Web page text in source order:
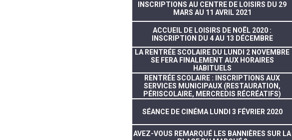
INSCRIPTIONS AU CENTRE DE LOISIRS DU 29
MARS AU 11 AVRIL 2021
ACCUEIL DE LOISIRS DE NOËL 2020 :
INSCRIPTION DU 4 AU 13 DÉCEMBRE
LA RENTRÉE SCOLAIRE DU LUNDI 2 NOVEMBRE
SE FERA FINALEMENT AUX HORAIRES
HABITUELS
RENTRÉE SCOLAIRE : INSCRIPTIONS AUX
SERVICES MUNICIPAUX (RESTAURATION,
PÉRISCOLAIRE, MERCREDIS RÉCRÉATIFS)
SÉANCE DE CINÉMA LUNDI 3 FÉVRIER 2020
AVEZ-VOUS REMARQUÉ LES BANNIÈRES SUR LA